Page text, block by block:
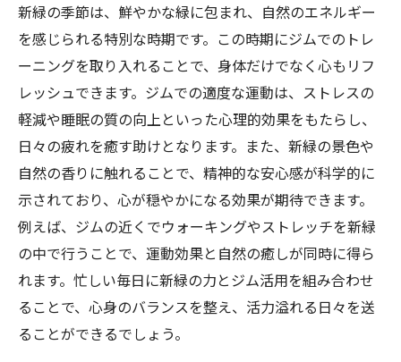
新緑の季節は、鮮やかな緑に包まれ、自然のエネルギー
を感じられる特別な時期です。この時期にジムでのトレ
ーニングを取り入れることで、身体だけでなく心もリフ
レッシュできます。ジムでの適度な運動は、ストレスの
軽減や睡眠の質の向上といった心理的効果をもたらし、
日々の疲れを癒す助けとなります。また、新緑の景色や
自然の香りに触れることで、精神的な安心感が科学的に
示されており、心が穏やかになる効果が期待できます。
例えば、ジムの近くでウォーキングやストレッチを新緑
の中で行うことで、運動効果と自然の癒しが同時に得ら
れます。忙しい毎日に新緑の力とジム活用を組み合わせ
ることで、心身のバランスを整え、活力溢れる日々を送
ることができるでしょう。